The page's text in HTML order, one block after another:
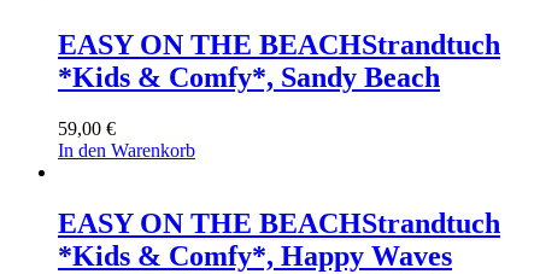
EASY ON THE BEACHStrandtuch
*Kids & Comfy*, Sandy Beach
59,00 €
In den Warenkorb
EASY ON THE BEACHStrandtuch
*Kids & Comfy*, Happy Waves